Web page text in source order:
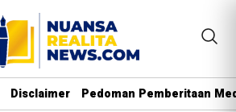
Disclaimer Pedoman Pemberitaan